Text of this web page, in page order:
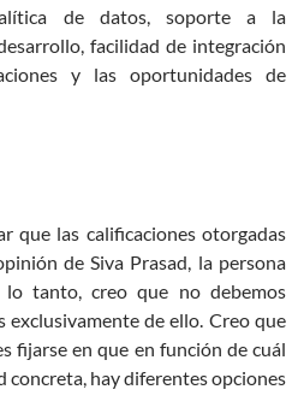
de datos, soporte a la
facilidad de integración
y las oportunidades de
que las calificaciones otorgadas
de Siva Prasad, la persona
tanto, creo que no debemos
exclusivamente de ello. Creo que
fijarse en que en función de cuál
concreta, hay diferentes opciones